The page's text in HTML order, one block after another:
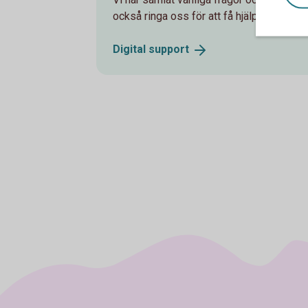
också ringa oss för att få hjälp med
Digital support